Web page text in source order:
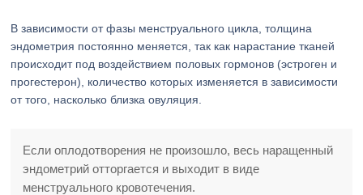
В зависимости от фазы менструального цикла, толщина
эндометрия постоянно меняется, так как нарастание тканей
происходит под воздействием половых гормонов (эстроген и
прогестерон), количество которых изменяется в зависимости
от того, насколько близка овуляция.
Если оплодотворения не произошло, весь наращенный
эндометрий отторгается и выходит в виде
менструального кровотечения.